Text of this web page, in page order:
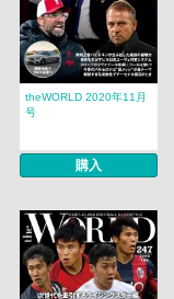
theWORLD 2020年11月
号
購入